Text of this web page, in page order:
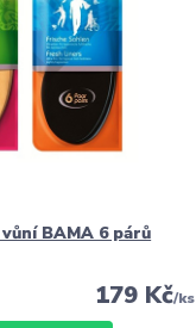
BAMA 6 párů
179 Kč/ks